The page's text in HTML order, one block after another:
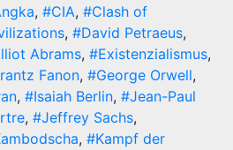
, #CIA, #Clash of
, #David Petraeus,
Abrams, #Existenzialismus,
Fanon, #George Orwell,
, #Isaiah Berlin, #Jean-Paul
, #Jeffrey Sachs,
, #Kampf der